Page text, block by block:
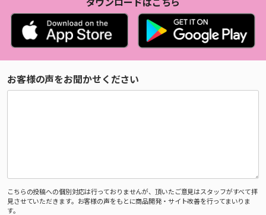
お客様の声をお聞かせください
こちらの投稿への個別対応は行っておりませんが、頂いたご意見はスタッフがすべて拝
見させていただきます。お客様の声をもとに商品開発・サイト改善を行ってまいりま
す。